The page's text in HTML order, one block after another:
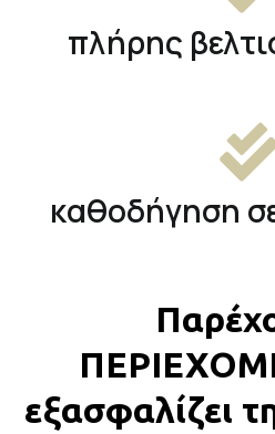
πλήρης
καθοδήγηση
εξασφαλίζει